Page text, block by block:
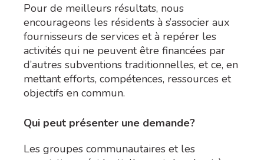
Pour de meilleurs résultats, nous
encourageons les résidents à s’associer aux
fournisseurs de services et à repérer les
activités qui ne peuvent être financées par
d’autres subventions traditionnelles, et ce, en
mettant efforts, compétences, ressources et
objectifs en commun.
Qui peut présenter une demande?
Les groupes communautaires et les